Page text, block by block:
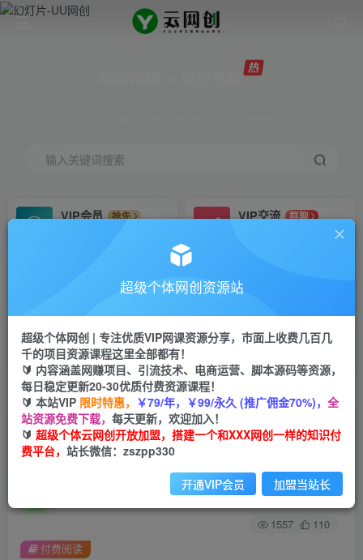
输入关键词搜索
VIP会员
抢先
VIP交流
群聊
研究探讨更多创业项目路子。
会员专属推广链接
招募站长
挂机
项目
脚本卡密
APP下载
GO
首页 创业课程 会员免费 正文
万相台·无界通识课，电商冰可乐新课，新工具，
新认知，新玩法
关注 私信
1557 110
付费阅读
超级个体网创资源站
超级个体网创 | 专注优质VIP网课资源分享，市面上收费几百几
千的项目资源课程这里全部都有！
🔰 内容涵盖网赚项目、引流技术、电商运营、脚本源码等资源，
每日稳定更新20-30优质付费资源课程！
🔰 本站VIP 限时特惠， ￥79/年，￥99/永久 (推广佣金70%)， 全
站资源免费下载， 每天更新，欢迎加入！
🔰 超级个体云网创开放加盟，搭建一个和XXX网创一样的知识付
费平台， 站长微信：zszpp330
开通VIP会员 加盟当站长